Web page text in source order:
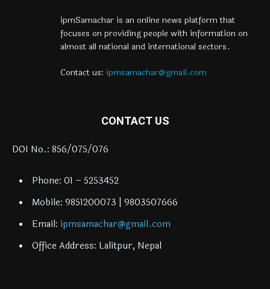
ipmSamachar is an online news platform that
focuses on providing people with information on
almost all national and international sectors.
Contact us: ipmsamachar@gmail.com
CONTACT US
DOI No.: 856/075/076
Phone: 01 – 5253452
Mobile: 9851200073 | 9803507666
Email: ipmsamachar@gmail.com
Office Address: Lalitpur, Nepal